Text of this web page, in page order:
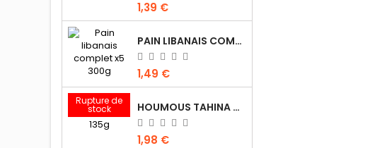
1,39 €
PAIN LIBANAIS COMPLET X5 300G
1,49 €
Rupture de
stock HOUMOUS TAHINA KASIH 135G
1,98 €